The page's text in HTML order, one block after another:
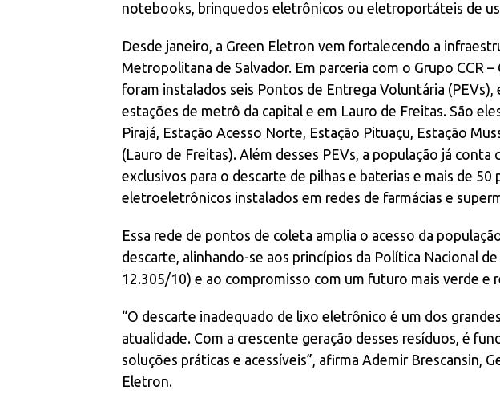
notebooks, brinquedos eletrônicos ou eletroportáteis de
Desde janeiro, a Green Eletron vem fortalecendo a
Metropolitana de Salvador. Em parceria com o Grupo CCR
foram instalados seis Pontos de Entrega Voluntária
estações de metrô da capital e em Lauro de Freitas. São
Pirajá, Estação Acesso Norte, Estação Pituaçu, Estação
(Lauro de Freitas). Além desses PEVs, a população já conta
exclusivos para o descarte de pilhas e baterias e mais de
eletroeletrônicos instalados em redes de farmácias e
Essa rede de pontos de coleta amplia o acesso da
descarte, alinhando-se aos princípios da Política Nacional
12.305/10) e ao compromisso com um futuro mais verde e
“O descarte inadequado de lixo eletrônico é um dos
atualidade. Com a crescente geração desses resíduos, é
soluções práticas e acessíveis”, afirma Ademir Brescansin,
Eletron.